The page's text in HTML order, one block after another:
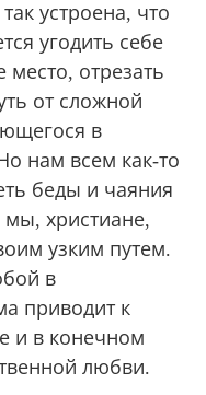
устроена, что
угодить себе
отрезать
от сложной
в
нам всем как-то
беды и чаяния
христиане,
узким путем.
в
приводит к
и в конечном
любви.